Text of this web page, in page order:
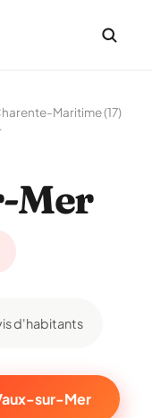
Maritime (17)
Mer
d'habitants
sur-Mer